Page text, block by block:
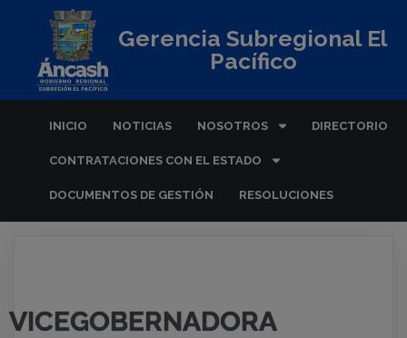
Gerencia Subregional El
Pacífico
INICIO NOTICIAS NOSOTROS DIRECTORIO
CONTRATACIONES CON EL ESTADO
DOCUMENTOS DE GESTIÓN RESOLUCIONES
VICEGOBERNADORA